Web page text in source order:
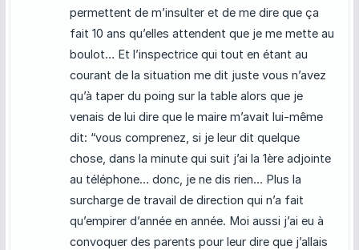
permettent de m’insulter et de me dire que ça
fait 10 ans qu’elles attendent que je me mette au
boulot… Et l’inspectrice qui tout en étant au
courant de la situation me dit juste vous n’avez
qu’à taper du poing sur la table alors que je
venais de lui dire que le maire m’avait lui-même
dit: “vous comprenez, si je leur dit quelque
chose, dans la minute qui suit j’ai la 1ère adjointe
au téléphone… donc, je ne dis rien… Plus la
surcharge de travail de direction qui n’a fait
qu’empirer d’année en année. Moi aussi j’ai eu à
convoquer des parents pour leur dire que j’allais